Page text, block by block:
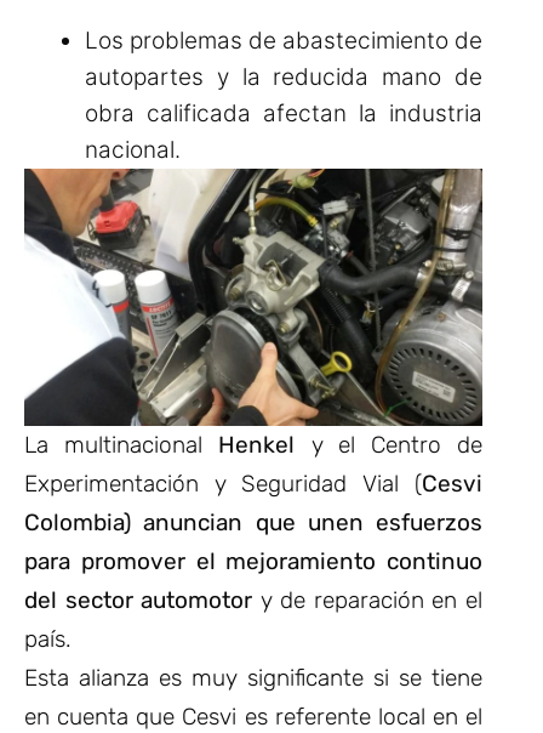
Los problemas de abastecimiento de
autopartes y la reducida mano de
obra calificada afectan la industria
nacional.
La multinacional Henkel y el Centro de
Experimentación y Seguridad Vial (Cesvi
Colombia) anuncian que unen esfuerzos
para promover el mejoramiento continuo
del sector automotor y de reparación en el
país.
Esta alianza es muy significante si se tiene
en cuenta que Cesvi es referente local en el